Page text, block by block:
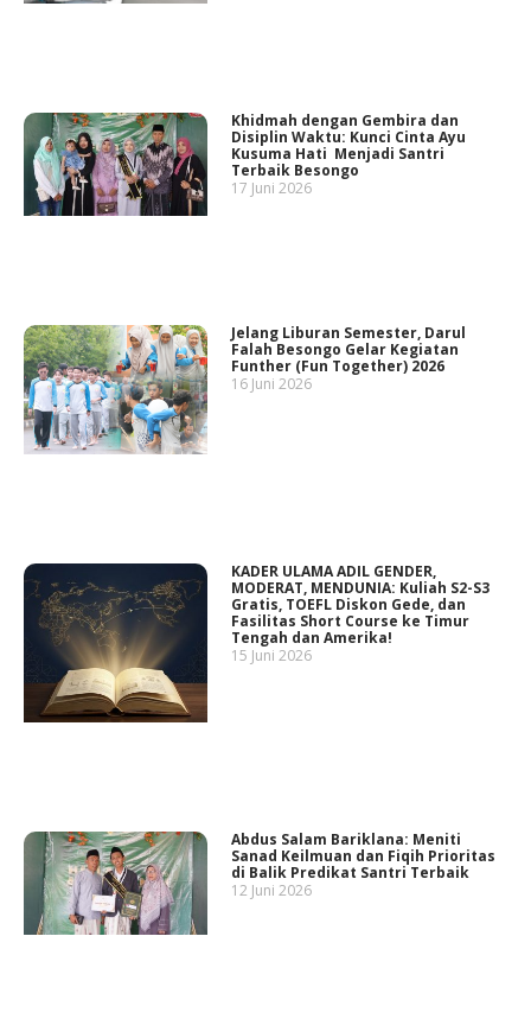
Khidmah dengan Gembira dan
Disiplin Waktu: Kunci Cinta Ayu
Kusuma Hati Menjadi Santri
Terbaik Besongo
17 Juni 2026
Jelang Liburan Semester, Darul
Falah Besongo Gelar Kegiatan
Funther (Fun Together) 2026
16 Juni 2026
KADER ULAMA ADIL GENDER,
MODERAT, MENDUNIA: Kuliah S2-S3
Gratis, TOEFL Diskon Gede, dan
Fasilitas Short Course ke Timur
Tengah dan Amerika!
15 Juni 2026
Abdus Salam Bariklana: Meniti
Sanad Keilmuan dan Fiqih Prioritas
di Balik Predikat Santri Terbaik
12 Juni 2026